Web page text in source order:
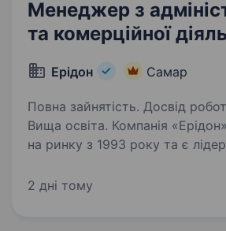
Менеджер з
та комерційної
Ерідон Самар
Повна зайнятість. Досвід
Вища освіта. Компанія «Ерідон» працює
на ринку з 1993 року та є
сільськогосподарських
2 дні тому